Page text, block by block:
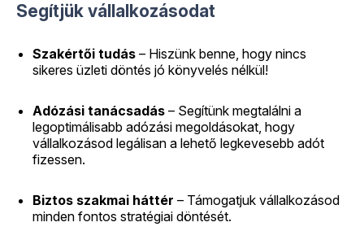
Segítjük vállalkozásodat
Szakértői tudás – Hiszünk benne, hogy nincs
sikeres üzleti döntés jó könyvelés nélkül!
Adózási tanácsadás – Segítünk megtalálni a
legoptimálisabb adózási megoldásokat, hogy
vállalkozásod legálisan a lehető legkevesebb adót
fizessen.
Biztos szakmai háttér – Támogatjuk vállalkozásod
minden fontos stratégiai döntését.